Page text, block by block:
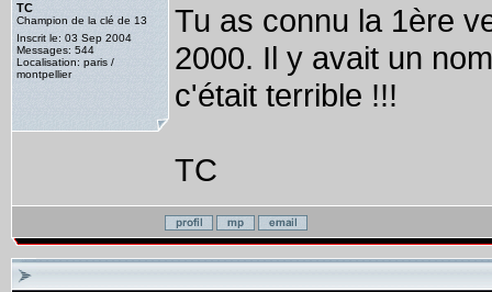
TC
Champion de la clé de 13
Inscrit le: 03 Sep 2004
Messages: 544
Localisation: paris /
montpellier
Tu as connu la 1ère
2000. Il y avait un
c'était terrible !!!
TC